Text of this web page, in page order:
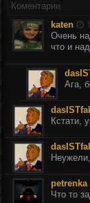
Коментарии
katen
Очень
что и
Ага,
Кстати,
petrenka
Что то